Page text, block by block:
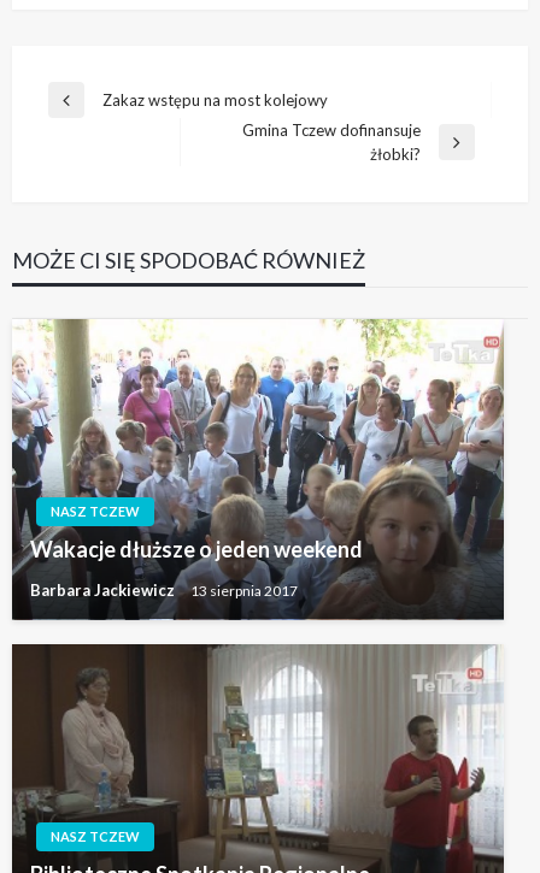
Nawigacja
Poprzedni
Zakaz wstępu na most kolejowy
Gmina Tczew dofinansuje
żłobki?
MOŻE CI SIĘ SPODOBAĆ RÓWNIEŻ
NASZ TCZEW
Wakacje dłuższe o jeden weekend
Barbara Jackiewicz 13 sierpnia 2017
NASZ TCZEW